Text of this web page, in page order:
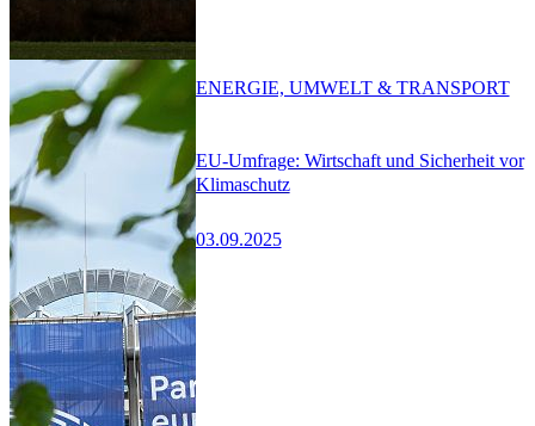
EU-Umfrage: Wirtschaft und Sicherheit vor
Klimaschutz
03.09.2025
ENERGIE, UMWELT & TRANSPORT